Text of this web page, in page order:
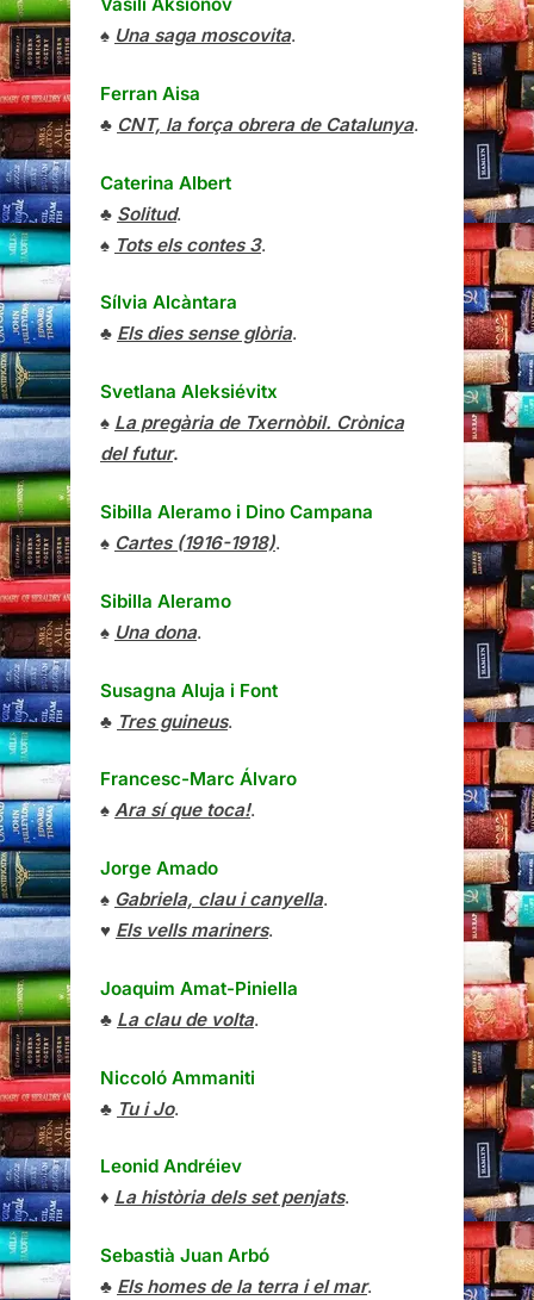
♠ Una saga moscovita.
Ferran Aisa
♣ CNT, la força obrera de Catalunya.
Caterina Albert
♣ Solitud.
♠ Tots els contes 3.
Sílvia Alcàntara
♣ Els dies sense glòria.
Svetlana Aleksiévitx
♠ La pregària de Txernòbil. Crònica
del futur.
Sibilla Aleramo i Dino Campana
♠ Cartes (1916-1918).
Sibilla Aleramo
♠ Una dona.
Susagna Aluja i Font
♣ Tres guineus.
Francesc-Marc Álvaro
♠ Ara sí que toca!.
Jorge Amado
♠ Gabriela, clau i canyella.
♥ Els vells mariners.
Joaquim Amat-Piniella
♣ La clau de volta.
Niccoló Ammaniti
♣ Tu i Jo.
Leonid Andréiev
♦ La història dels set penjats.
Sebastià Juan Arbó
♣ Els homes de la terra i el mar.